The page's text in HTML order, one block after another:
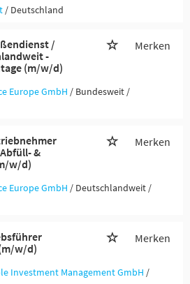
/ Deutschland
/
-
(m/w/d)
Merken
Europe GmbH / Bundesweit /
&
w/d)
Merken
Europe GmbH / Deutschlandweit /
w/d)
Merken
Investment Management GmbH /